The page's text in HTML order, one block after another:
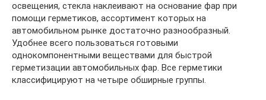
освещения, стекла наклеивают на основание фар при
помощи герметиков, ассортимент которых на
автомобильном рынке достаточно разнообразный.
Удобнее всего пользоваться готовыми
однокомпонентными веществами для быстрой
герметизации автомобильных фар. Все герметики
классифицируют на четыре обширные группы.